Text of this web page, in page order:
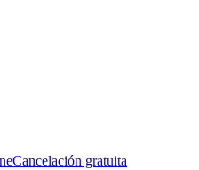
Cancelación gratuita